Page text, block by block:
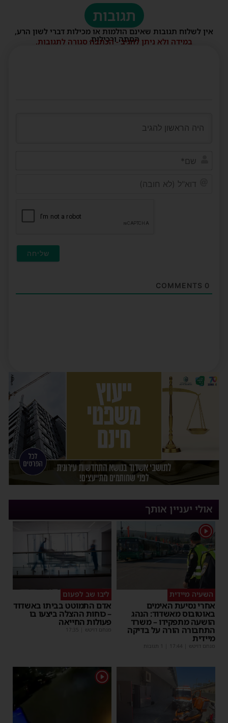
תגובות
אין לשלוח תגובות שאינם הולמות או מכילות דברי לשון הרע,
הסתה ורכילות.
במידה ולא ניתן להגיב - הכתבה סגורה לתגובות.
0
אולי יעניין אותך
1
השעיה מיידית
אחרי נסיעת האימים
באוטובוס מאשדוד: הנהג
הושעה מתפקידו – משרד
התחבורה הורה על בדיקה
מיידית
מנחם דויטש 17:44
ליבו שב לפעום
אדם התמוטט בביתו באשדוד
– כוחות ההצלה ביצעו בו
פעולות החייאה
מנחם דויטש 17:35
1